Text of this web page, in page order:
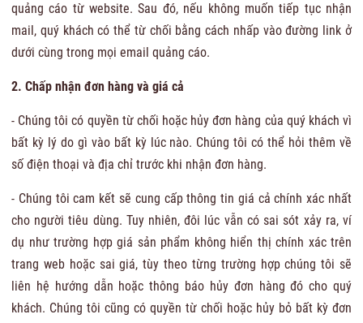
quảng cáo từ website. Sau đó, nếu không muốn tiếp tục nhận
mail, quý khách có thể từ chối bằng cách nhấp vào đường link ở
dưới cùng trong mọi email quảng cáo.
2. Chấp nhận đơn hàng và giá cả
- Chúng tôi có quyền từ chối hoặc hủy đơn hàng của quý khách vì
bất kỳ lý do gì vào bất kỳ lúc nào. Chúng tôi có thể hỏi thêm về
số điện thoại và địa chỉ trước khi nhận đơn hàng.
- Chúng tôi cam kết sẽ cung cấp thông tin giá cả chính xác nhất
cho người tiêu dùng. Tuy nhiên, đôi lúc vẫn có sai sót xảy ra, ví
dụ như trường hợp giá sản phẩm không hiển thị chính xác trên
trang web hoặc sai giá, tùy theo từng trường hợp chúng tôi sẽ
liên hệ hướng dẫn hoặc thông báo hủy đơn hàng đó cho quý
khách. Chúng tôi cũng có quyền từ chối hoặc hủy bỏ bất kỳ đơn